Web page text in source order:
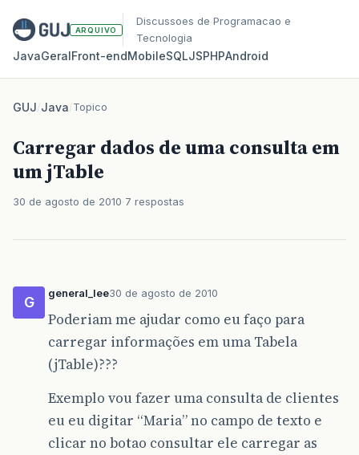
ARQUIVO
Discussoes de Programacao e
Tecnologia
JavaGeralFront‑endMobileSQLJSPHPAndroid
GUJ/Java/Topico
Carregar dados de uma consulta em
um jTable
30 de agosto de 2010 7 respostas
G
general_lee30 de agosto de 2010
Poderiam me ajudar como eu faço para
carregar informações em uma Tabela
(jTable)???
Exemplo vou fazer uma consulta de clientes
eu eu digitar “Maria” no campo de texto e
clicar no botao consultar ele carregar as